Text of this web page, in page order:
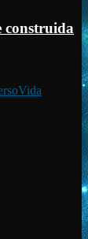
construida
Vida